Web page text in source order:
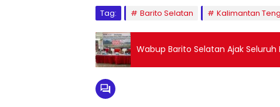
Tag: Barito Selatan Kalimantan
Wabup Barito Selatan Ajak